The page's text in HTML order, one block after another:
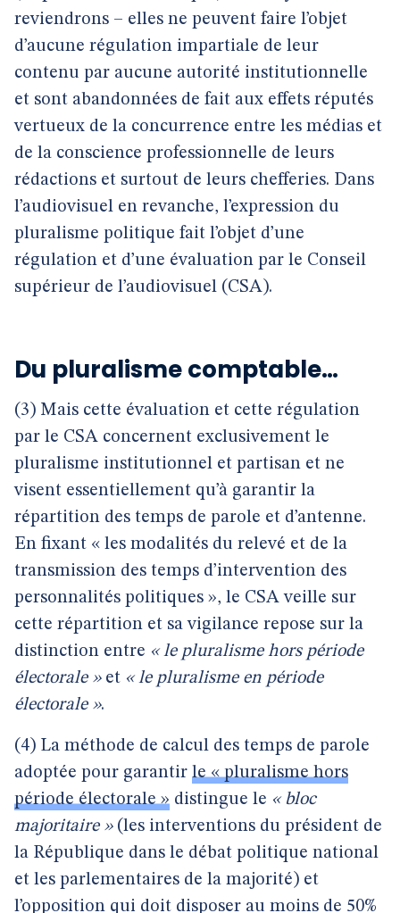
reviendrons – elles ne peuvent faire l’objet
d’aucune régulation impartiale de leur
contenu par aucune autorité institutionnelle
et sont abandonnées de fait aux effets réputés
vertueux de la concurrence entre les médias et
de la conscience professionnelle de leurs
rédactions et surtout de leurs chefferies. Dans
l’audiovisuel en revanche, l’expression du
pluralisme politique fait l’objet d’une
régulation et d’une évaluation par le Conseil
supérieur de l’audiovisuel (CSA).
Du pluralisme comptable…
(3) Mais cette évaluation et cette régulation
par le CSA concernent exclusivement le
pluralisme institutionnel et partisan et ne
visent essentiellement qu’à garantir la
répartition des temps de parole et d’antenne.
En fixant « les modalités du relevé et de la
transmission des temps d’intervention des
personnalités politiques », le CSA veille sur
cette répartition et sa vigilance repose sur la
distinction entre « le pluralisme hors période
électorale »et « le pluralisme en période
électorale ».
(4) La méthode de calcul des temps de parole
adoptée pour garantir le « pluralisme hors
période électorale » distingue le « bloc
majoritaire »(les interventions du président de
la République dans le débat politique national
et les parlementaires de la majorité) et
l’opposition qui doit disposer au moins de 50%